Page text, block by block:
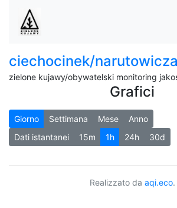
ciechocinek/narutowicza
zielone kujawy/obywatelski monitoring
Grafici
Giorno Settimana Mese
Anno
Dati istantanei
15m 1h 24h 30d
Realizzato da aqi.eco.